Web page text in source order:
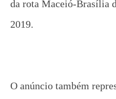
da rota Maceió-Brasília
2019.
O anúncio também